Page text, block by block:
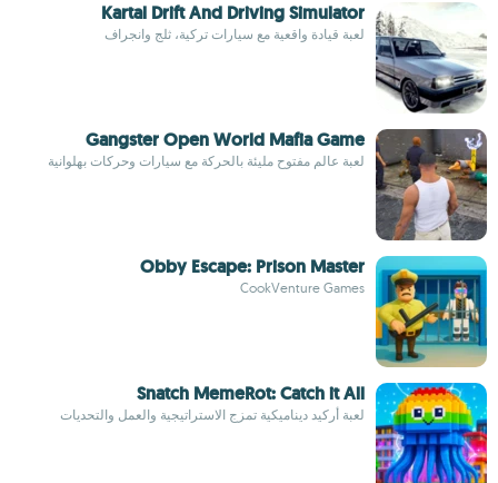
Kartal Drift And Driving Simulator
لعبة قيادة واقعية مع سيارات تركية، ثلج وانجراف
Gangster Open World Mafia Game
لعبة عالم مفتوح مليئة بالحركة مع سيارات وحركات بهلوانية
Obby Escape: Prison Master
CookVenture Games
Snatch MemeRot: Catch it All
لعبة أركيد ديناميكية تمزج الاستراتيجية والعمل والتحديات